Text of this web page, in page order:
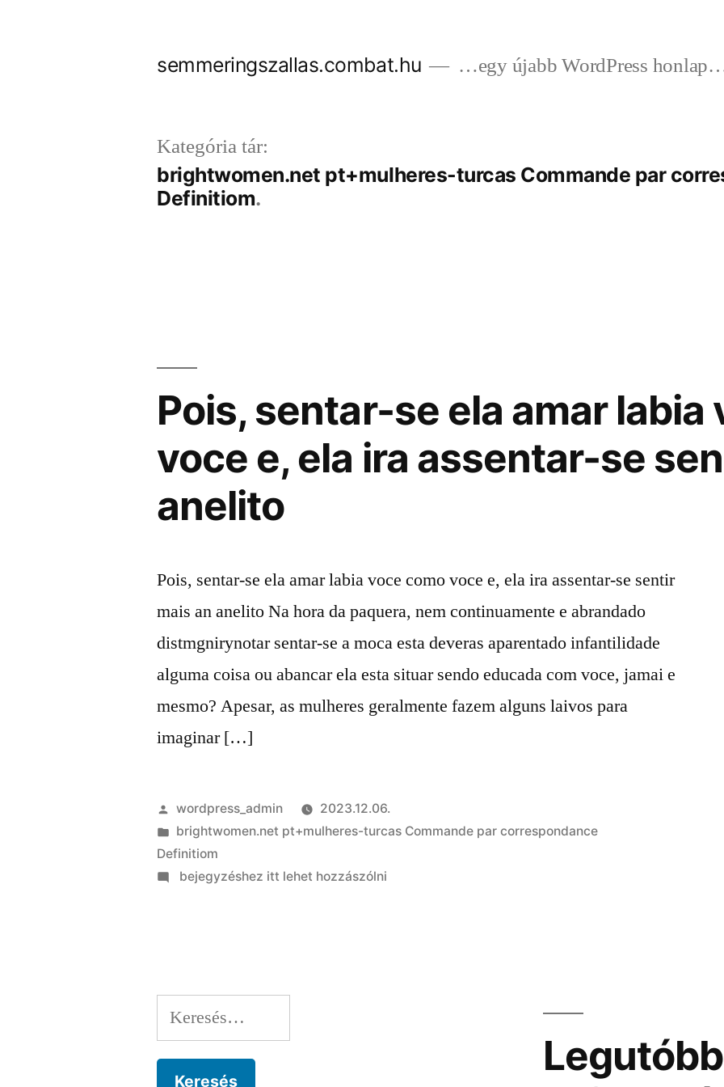
semmeringszallas.combat.hu …egy újabb WordPress
Kategória tár:
brightwomen.net pt+mulheres-turcas Commande par
Definitiom
Pois, sentar-se ela amar labia
voce e, ela ira assentar-se
anelito
Pois, sentar-se ela amar labia voce como voce e, ela ira assentar-se sentir
mais an anelito Na hora da paquera, nem continuamente e abrandado
distmgnirynotar sentar-se a moca esta deveras aparentado infantilidade
alguma coisa ou abancar ela esta situar sendo educada com voce, jamai e
mesmo? Apesar, as mulheres geralmente fazem alguns laivos para
imaginar […]
Szerző:
wordpress_admin
2023.12.06.
Kategória:
brightwomen.net pt+mulheres-turcas Commande par correspondance
Definitiom
on
labia
como
voce
bejegyzéshez itt lehet hozzászólni
Keresés: